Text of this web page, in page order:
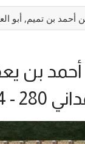
بن تميم, أبو
بن
هجرية